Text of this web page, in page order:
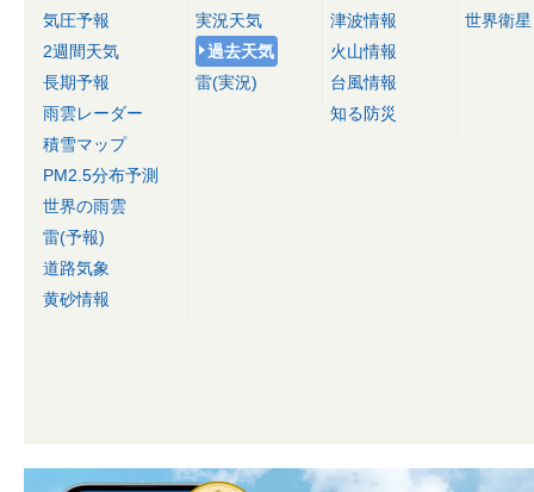
気圧予報
2週間天気
長期予報
雨雲レーダー
積雪マップ
PM2.5分布予測
世界の雨雲
雷(予報)
道路気象
黄砂情報
実況天気
過去天気
雷(実況)
津波情報
火山情報
台風情報
知る防災
世界衛星